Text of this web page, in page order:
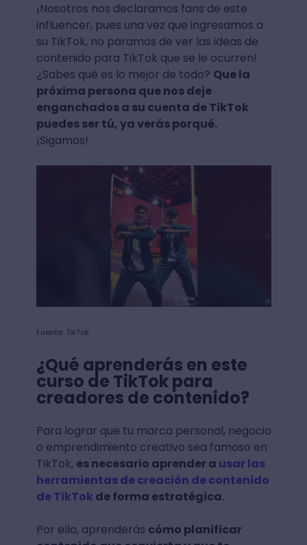
¡Nosotros nos declaramos fans de este
influencer, pues una vez que ingresamos a
su TikTok, no paramos de ver las ideas de
contenido para TikTok que se le ocurren!
¿Sabes qué es lo mejor de todo? Que la
próxima persona que nos deje
enganchados a su cuenta de TikTok
puedes ser tú, ya verás porqué.
¡Sigamos!
Fuente: TikTok
¿Qué aprenderás en este
curso de TikTok para
creadores de contenido?
Para lograr que tu marca personal, negocio
o emprendimiento creativo sea famoso en
TikTok, es necesario aprender a usar las
herramientas de creación de contenido
de TikTok de forma estratégica.
Por ello, aprenderás cómo planificar